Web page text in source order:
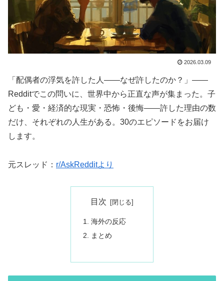
2026.03.09
「配偶者の浮気を許した人——なぜ許したのか？」——
Redditでこの問いに、世界中から正直な声が集まった。子
ども・愛・経済的な現実・恐怖・後悔——許した理由の数
だけ、それぞれの人生がある。30のエピソードをお届け
します。
元スレッド： r/AskRedditより
目次
海外の反応
まとめ